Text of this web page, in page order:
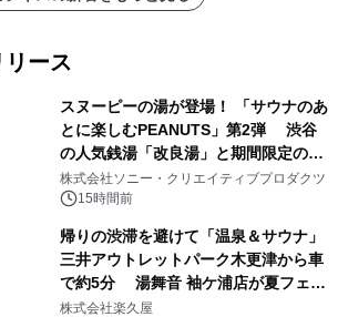
リース
スヌーピーの湯が登場！ 「サウナのあ
とに楽しむPEANUTS」第2弾 渋谷
の人気銭湯「改良湯」と期間限定のコ
ラボレーション サウナイキタイコラ
ボグッズも発売決定！
株式会社ソニー・クリエイティブプロダクツ
15時間前
帰りの渋滞を避けて「温泉＆サウナ」
三井アウトレットパーク木更津から車
で約5分 湯舞音 袖ケ浦店が夏フェア
メニューを提供
株式会社楽久屋